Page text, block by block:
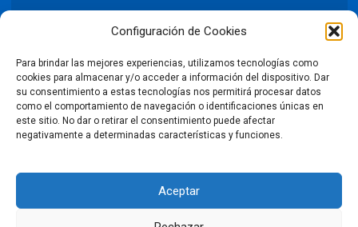
Configuración de Cookies
Para brindar las mejores experiencias, utilizamos tecnologías como
cookies para almacenar y/o acceder a información del dispositivo. Dar
su consentimiento a estas tecnologías nos permitirá procesar datos
como el comportamiento de navegación o identificaciones únicas en
este sitio. No dar o retirar el consentimiento puede afectar
negativamente a determinadas características y funciones.
Aceptar
Política de privacidad Aviso legal
Política de cookies
Declaración de accesibilidad